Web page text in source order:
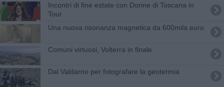
Incontri di fine estate con Donne di Toscana in
Tour
Una nuova risonanza magnetica da 600mila euro
Comuni virtuosi, Volterra in finale
Dal Valdarno per fotografare la geotermia